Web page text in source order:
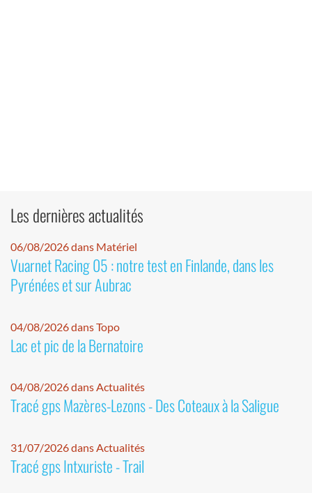
Les dernières actualités
06/08/2026 dans Matériel
Vuarnet Racing 05 : notre test en Finlande, dans les
Pyrénées et sur Aubrac
04/08/2026 dans Topo
Lac et pic de la Bernatoire
04/08/2026 dans Actualités
Tracé gps Mazères-Lezons - Des Coteaux à la Saligue
31/07/2026 dans Actualités
Tracé gps Intxuriste - Trail